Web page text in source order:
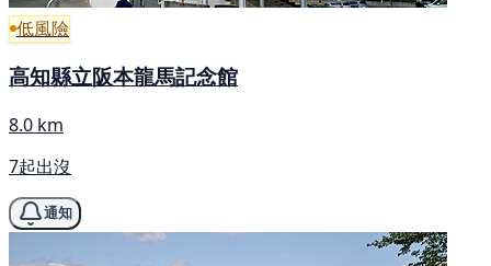
低風險
高知縣立阪本龍馬記念館
8.0 km
7起出沒
通知